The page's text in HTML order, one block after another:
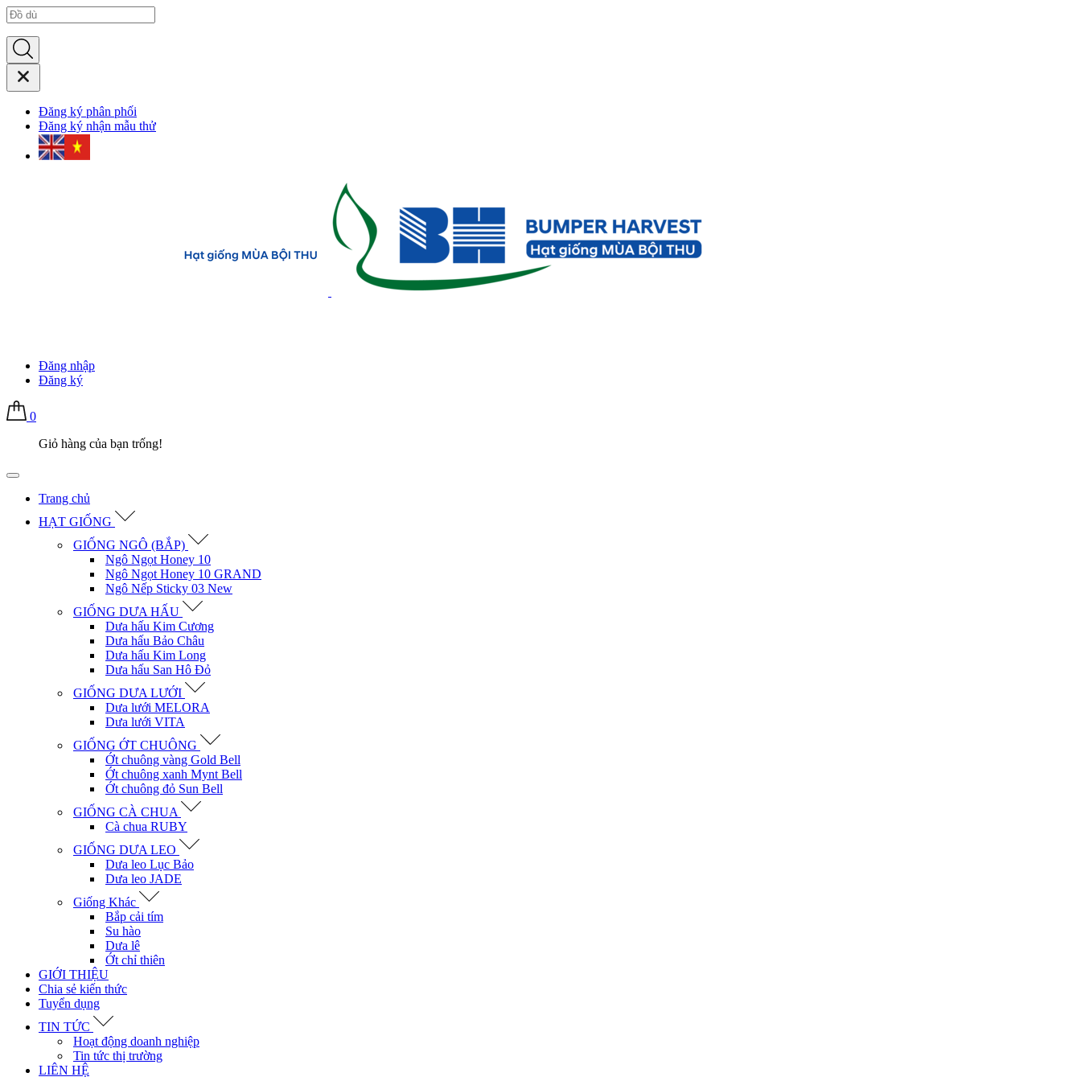
Đăng ký phân phối
Đăng ký nhận mẫu thử
Đăng nhập
Đăng ký
0
Giỏ hàng của bạn trống!
Trang chủ
HẠT GIỐNG
GIỐNG NGÔ (BẮP)
Ngô Ngọt Honey 10
Ngô Ngọt Honey 10 GRAND
Ngô Nếp Sticky 03 New
GIỐNG DƯA HẤU
Dưa hấu Kim Cương
Dưa hấu Bảo Châu
Dưa hấu Kim Long
Dưa hấu San Hô Đỏ
GIỐNG DƯA LƯỚI
Dưa lưới MELORA
Dưa lưới VITA
GIỐNG ỚT CHUÔNG
Ớt chuông vàng Gold Bell
Ớt chuông xanh Mynt Bell
Ớt chuông đỏ Sun Bell
GIỐNG CÀ CHUA
Cà chua RUBY
GIỐNG DƯA LEO
Dưa leo Lục Bảo
Dưa leo JADE
Giống Khác
Bắp cải tím
Su hào
Dưa lê
Ớt chỉ thiên
GIỚI THIỆU
Chia sẻ kiến thức
Tuyển dụng
TIN TỨC
Hoạt động doanh nghiệp
Tin tức thị trường
LIÊN HỆ